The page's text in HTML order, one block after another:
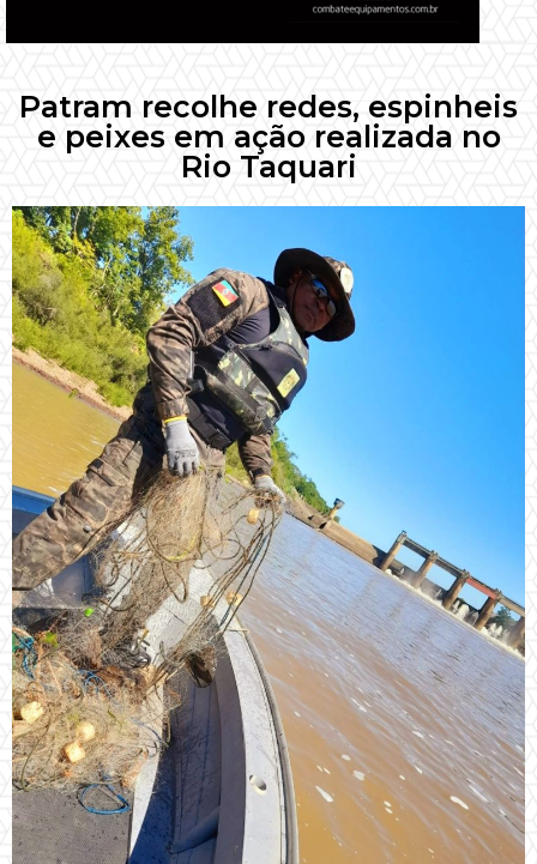
Patram recolhe redes, espinheis
e peixes em ação realizada no
Rio Taquari